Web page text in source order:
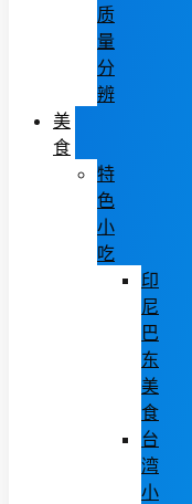
质
量
分
辨
美
食
特
色
小
吃
印
尼
巴
东
美
食
台
湾
小